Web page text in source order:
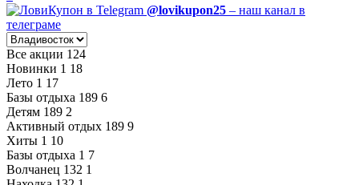
@lovikupon25 – наш канал в
телеграме
Все акции 124
Новинки 1 18
Лето 1 17
Базы отдыха 189 6
Детям 189 2
Активный отдых 189 9
Хиты 1 10
Базы отдыха 1 7
Волчанец 132 1